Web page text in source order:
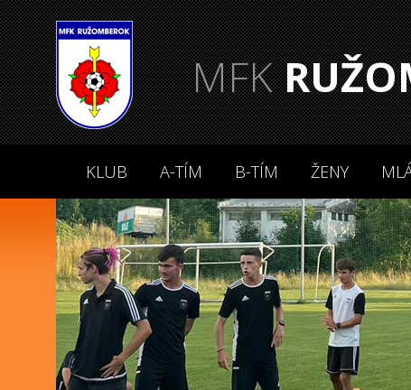
MFK
KLUB A-TÍM B-TÍM ŽENY